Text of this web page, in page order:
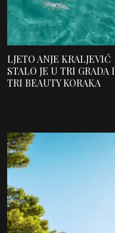
LJETO ANJE KRALJEVIĆ
STALO JE U TRI GRADA I
TRI BEAUTY KORAKA